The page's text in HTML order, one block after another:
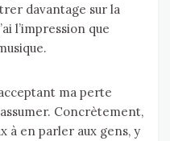
davantage sur la
l’impression que
ma perte
Concrètement,
à en parler aux gens, y